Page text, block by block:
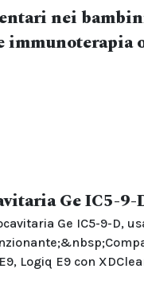
nei
immunoterapia
Ge IC5-9-
Ge IC5-9-D,
Logiq E9 con